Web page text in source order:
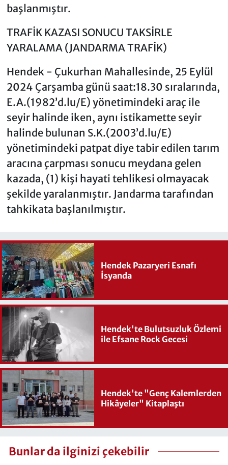
başlanmıştır.
TRAFİK KAZASI SONUCU TAKSİRLE
YARALAMA (JANDARMA TRAFİK)
Hendek - Çukurhan Mahallesinde, 25 Eylül
2024 Çarşamba günü saat:18.30 sıralarında,
E.A.(1982’d.lu/E) yönetimindeki araç ile
seyir halinde iken, aynı istikamette seyir
halinde bulunan S.K.(2003’d.lu/E)
yönetimindeki patpat diye tabir edilen tarım
aracına çarpması sonucu meydana gelen
kazada, (1) kişi hayati tehlikesi olmayacak
şekilde yaralanmıştır. Jandarma tarafından
tahkikata başlanılmıştır.
Hendek Pazaryeri Esnafı
İsyanda
Hendek'te Bulutsuzluk Özlemi
ile Efsane Rock Gecesi
Hendek'te "Genç Kalemlerden
Hikâyeler" Kitaplaştı
Bunlar da ilginizi çekebilir